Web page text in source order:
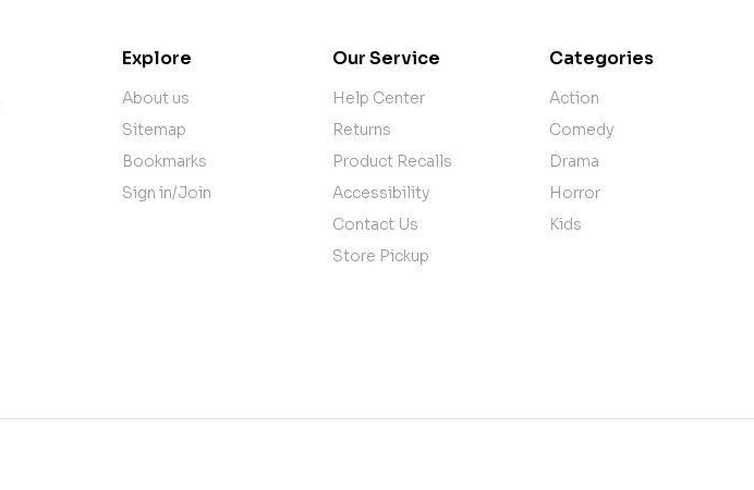
Explore
About us
Sitemap
Bookmarks
Sign in/Join
Our Service
Help Center
Returns
Product Recalls
Accessibility
Contact Us
Store Pickup
Categories
Action
Comedy
Drama
Horror
Kids